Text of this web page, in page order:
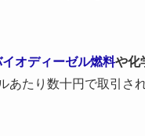
イオディーゼル燃料や化
あたり数十円で取引さ